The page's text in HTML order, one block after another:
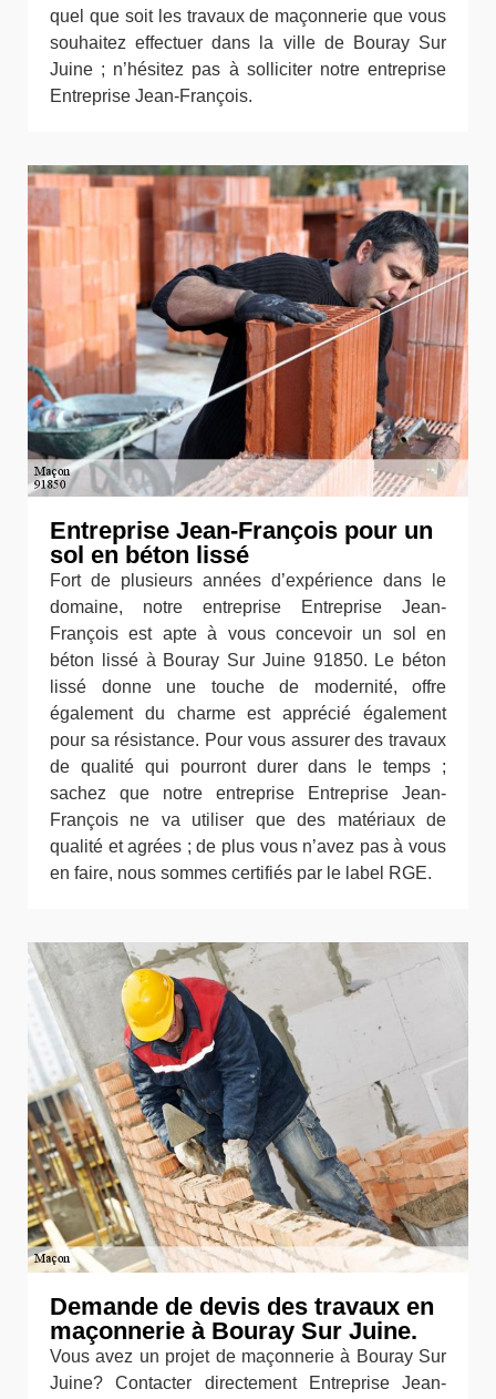
quel que soit les travaux de maçonnerie que vous
souhaitez effectuer dans la ville de Bouray Sur
Juine ; n’hésitez pas à solliciter notre entreprise
Entreprise Jean-François.
Entreprise Jean-François pour un
sol en béton lissé
Fort de plusieurs années d’expérience dans le
domaine, notre entreprise Entreprise Jean-
François est apte à vous concevoir un sol en
béton lissé à Bouray Sur Juine 91850. Le béton
lissé donne une touche de modernité, offre
également du charme est apprécié également
pour sa résistance. Pour vous assurer des travaux
de qualité qui pourront durer dans le temps ;
sachez que notre entreprise Entreprise Jean-
François ne va utiliser que des matériaux de
qualité et agrées ; de plus vous n’avez pas à vous
en faire, nous sommes certifiés par le label RGE.
Demande de devis des travaux en
maçonnerie à Bouray Sur Juine.
Vous avez un projet de maçonnerie à Bouray Sur
Juine? Contacter directement Entreprise Jean-